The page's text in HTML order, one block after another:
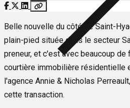
Belle nouvelle du côté de Saint-
plain-pied située dans le secteur
preneur, et c'est avec beaucoup de
courtière immobilière résidentielle
l'agence Annie & Nicholas
cette transaction.